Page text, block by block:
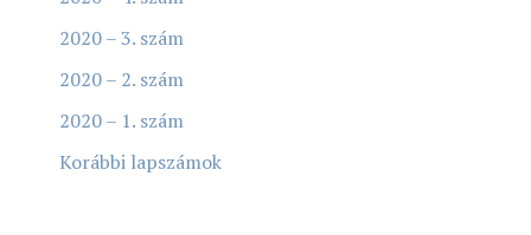
2020 – 3. szám
2020 – 2. szám
2020 – 1. szám
Korábbi lapszámok